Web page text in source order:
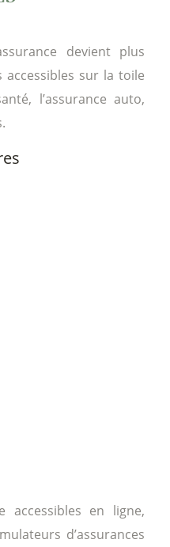
devient plus
sur la toile
l’assurance auto,
accessibles en ligne,
d’assurances